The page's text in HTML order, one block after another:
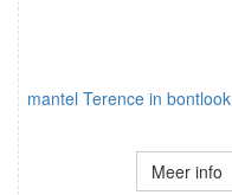
mantel Terence in bontlook
Meer info